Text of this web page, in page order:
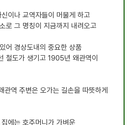
이나 교역자들이 머물게 하고
로 그 명칭이 지금까지 내려오고
어 경상도내의 중요한 상품
철도가 생기고 1905년 왜관역이
관역 주변은 오가는 길손을 따뜻하게
에는 호주머니가 가벼운